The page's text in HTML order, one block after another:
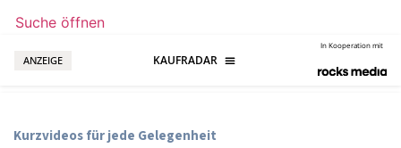
Suche öffnen
ANZEIGE
In Kooperation mit
Kurzvideos für jede Gelegenheit